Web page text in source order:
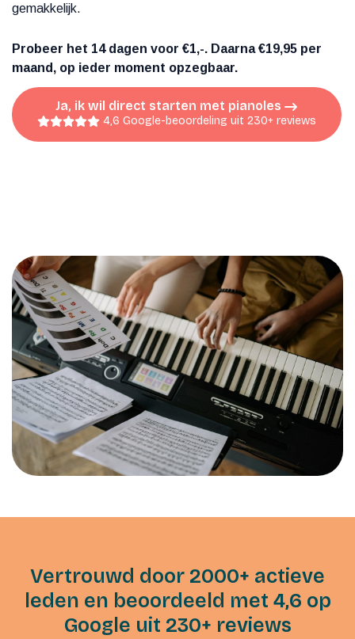
gemakkelijk.
Probeer het 14 dagen voor €1,-. Daarna €19,95 per
maand, op ieder moment opzegbaar.
Ja, ik wil direct starten met pianoles
4,6 Google-beoordeling uit 230+ reviews
Vertrouwd door 2000+ actieve
leden en beoordeeld met 4,6 op
Google uit 230+ reviews